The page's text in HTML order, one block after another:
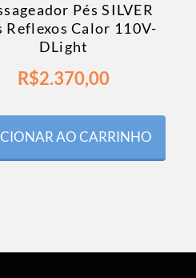
Pés SILVER
Reflexos Calor 110V-
DLight
R$2.370,00
AO CARRINHO